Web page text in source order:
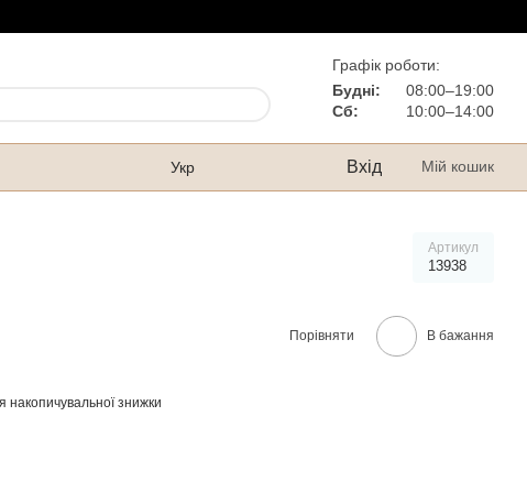
Графік роботи:
Будні:
08:00–19:00
Сб:
10:00–14:00
Укр Вхід Мій кошик
Артикул
13938
Порівняти В бажання
накопичувальної знижки